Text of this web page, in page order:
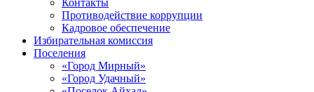
Контакты
Противодействие коррупции
Кадровое обеспечение
Избирательная комиссия
Поселения
«Город Мирный»
«Город Удачный»